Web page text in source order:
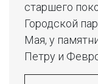
старшего
Городской
Мая, у
Петру и